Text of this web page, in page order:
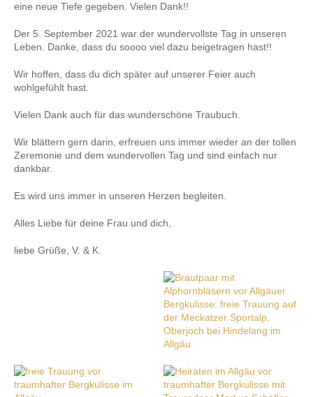
eine neue Tiefe gegeben. Vielen Dank!!
Der 5. September 2021 war der wundervollste Tag in unseren
Leben. Danke, dass du soooo viel dazu beigetragen hast!!
Wir hoffen, dass du dich später auf unserer Feier auch
wohlgefühlt hast.
Vielen Dank auch für das wunderschöne Traubuch.
Wir blättern gern darin, erfreuen uns immer wieder an der tollen
Zeremonie und dem wundervollen Tag und sind einfach nur
dankbar.
Es wird uns immer in unseren Herzen begleiten.
Alles Liebe für deine Frau und dich,
liebe Grüße, V. & K.